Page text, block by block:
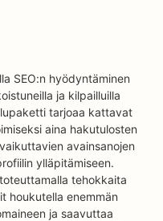
SEO:n hyödyntäminen
ja kilpailluilla
tarjoaa kattavat
aina hakutulosten
avainsanojen
ylläpitämiseen.
tehokkaita
houkutella enemmän
ja saavuttaa